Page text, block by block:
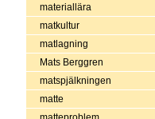
materiallära
matkultur
matlagning
Mats Berggren
matspjälkningen
matte